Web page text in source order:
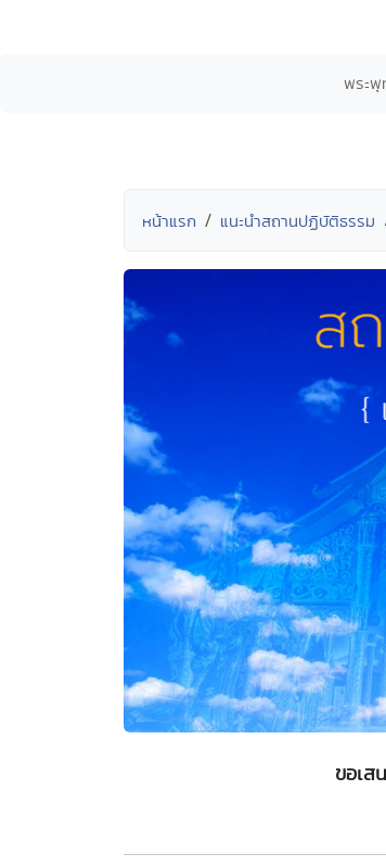
พระพุ
หน้าแรก แนะนำสถานปฏิบัติธรรม
ขอเส